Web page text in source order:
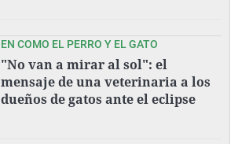
EN COMO EL PERRO Y EL GATO
"No van a mirar al sol": el
mensaje de una veterinaria a los
dueños de gatos ante el eclipse